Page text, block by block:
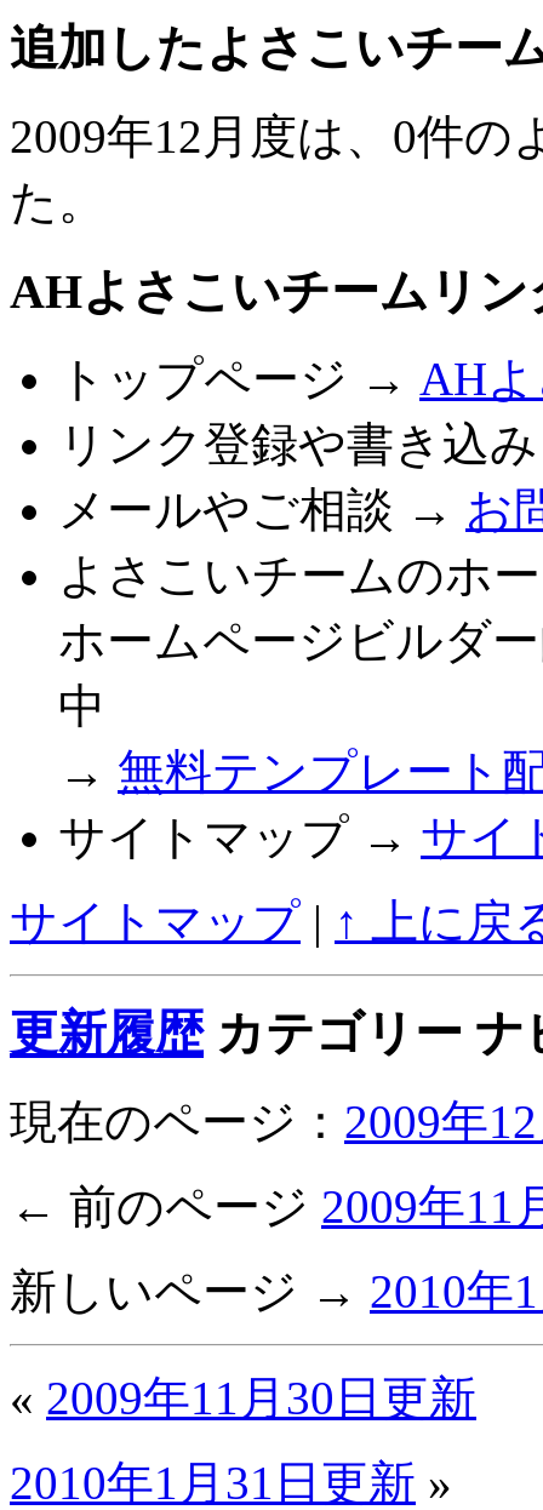
追加したよさこいチー
2009年12月度は、0件
た。
AHよさこいチームリン
トップページ → AH
リンク登録や書き込
メールやご相談 → お
よさこいチームのホ
ホームページビルダ
中
→ 無料テンプレート
サイトマップ → サイ
サイトマップ | ↑ 上に戻
更新履歴カテゴリー ナ
現在のページ： 2009年
← 前のページ 2009年11
新しいページ → 2010年
« 2009年11月30日更新
2010年1月31日更新 »